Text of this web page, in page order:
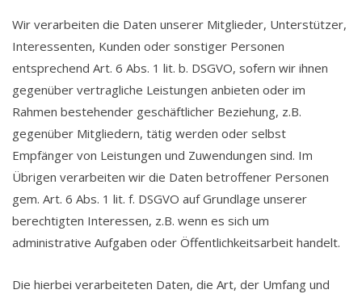
Wir verarbeiten die Daten unserer Mitglieder, Unterstützer,
Interessenten, Kunden oder sonstiger Personen
entsprechend Art. 6 Abs. 1 lit. b. DSGVO, sofern wir ihnen
gegenüber vertragliche Leistungen anbieten oder im
Rahmen bestehender geschäftlicher Beziehung, z.B.
gegenüber Mitgliedern, tätig werden oder selbst
Empfänger von Leistungen und Zuwendungen sind. Im
Übrigen verarbeiten wir die Daten betroffener Personen
gem. Art. 6 Abs. 1 lit. f. DSGVO auf Grundlage unserer
berechtigten Interessen, z.B. wenn es sich um
administrative Aufgaben oder Öffentlichkeitsarbeit handelt.
Die hierbei verarbeiteten Daten, die Art, der Umfang und